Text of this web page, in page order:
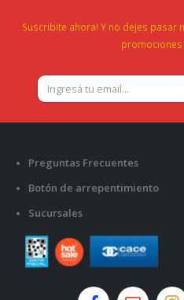
Suscribite ahora! Y no dejes pasar
promociones
Preguntas Frecuentes
Botón de arrepentimiento
Sucursales